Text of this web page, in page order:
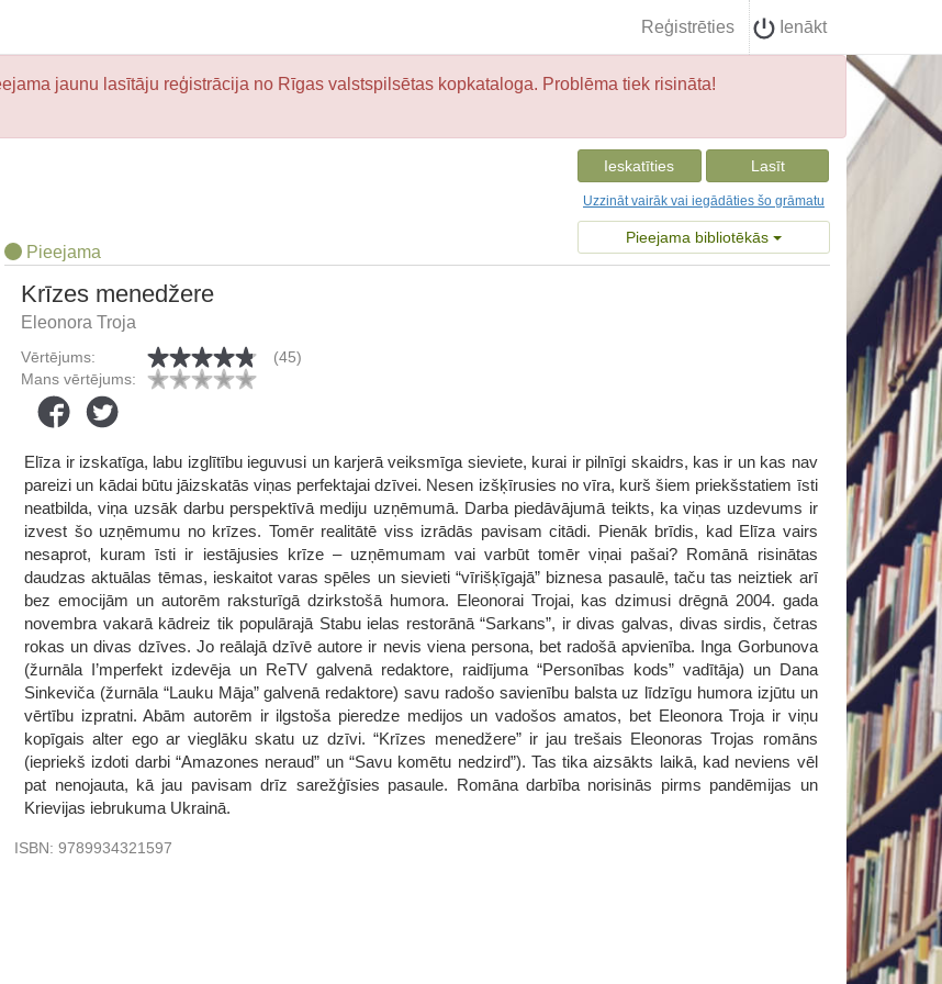
Reģistrēties Ienākt
jaunu lasītāju reģistrācija no Rīgas valstspilsētas kopkataloga. Problēma tiek risināta!
Ieskatīties Lasīt
Uzzināt vairāk vai iegādāties šo grāmatu
Pieejama bibliotēkās
Pieejama
Krīzes menedžere
Eleonora Troja
Vērtējums:
(45)
Mans vērtējums:
Elīza ir izskatīga, labu izglītību ieguvusi un karjerā veiksmīga sieviete, kurai ir pilnīgi skaidrs, kas ir un kas nav
pareizi un kādai būtu jāizskatās viņas perfektajai dzīvei. Nesen izšķīrusies no vīra, kurš šiem priekšstatiem īsti
neatbilda, viņa uzsāk darbu perspektīvā mediju uzņēmumā. Darba piedāvājumā teikts, ka viņas uzdevums ir
izvest šo uzņēmumu no krīzes. Tomēr realitātē viss izrādās pavisam citādi. Pienāk brīdis, kad Elīza vairs
nesaprot, kuram īsti ir iestājusies krīze – uzņēmumam vai varbūt tomēr viņai pašai? Romānā risinātas
daudzas aktuālas tēmas, ieskaitot varas spēles un sievieti “vīrišķīgajā” biznesa pasaulē, taču tas neiztiek arī
bez emocijām un autorēm raksturīgā dzirkstošā humora. Eleonorai Trojai, kas dzimusi drēgnā 2004. gada
novembra vakarā kādreiz tik populārajā Stabu ielas restorānā “Sarkans”, ir divas galvas, divas sirdis, četras
rokas un divas dzīves. Jo reālajā dzīvē autore ir nevis viena persona, bet radošā apvienība. Inga Gorbunova
(žurnāla I’mperfekt izdevēja un ReTV galvenā redaktore, raidījuma “Personības kods” vadītāja) un Dana
Sinkeviča (žurnāla “Lauku Māja” galvenā redaktore) savu radošo savienību balsta uz līdzīgu humora izjūtu un
vērtību izpratni. Abām autorēm ir ilgstoša pieredze medijos un vadošos amatos, bet Eleonora Troja ir viņu
kopīgais alter ego ar vieglāku skatu uz dzīvi. “Krīzes menedžere” ir jau trešais Eleonoras Trojas romāns
(iepriekš izdoti darbi “Amazones neraud” un “Savu komētu nedzird”). Tas tika aizsākts laikā, kad neviens vēl
pat nenojauta, kā jau pavisam drīz sarežģīsies pasaule. Romāna darbība norisinās pirms pandēmijas un
Krievijas iebrukuma Ukrainā.
ISBN: 9789934321597